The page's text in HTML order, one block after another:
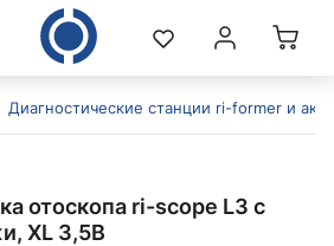
Диагностические станции ri-former и
отоскопа ri-scope L3 с
XL 3,5В